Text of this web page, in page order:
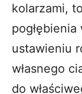
kolarzami,
ustawieniu
własnego
do